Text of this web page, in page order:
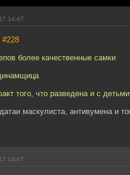
14:47
#228
более качественные самки
того, что разведена и с
маскулиста, антивумена и
14:47